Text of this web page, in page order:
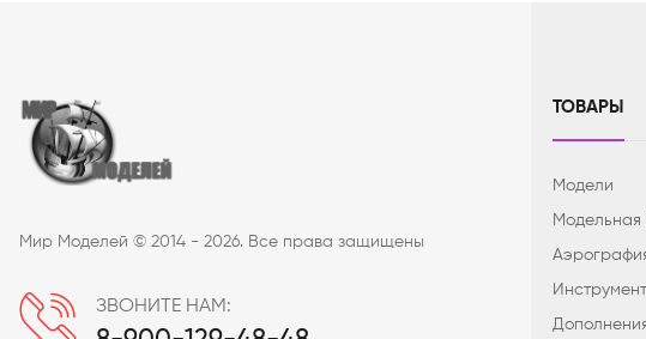
Мир Моделей © 2014 - 2026. Все права защищены
ЗВОНИТЕ НАМ:
ТОВАРЫ
Модели
Модельная
Инструмент